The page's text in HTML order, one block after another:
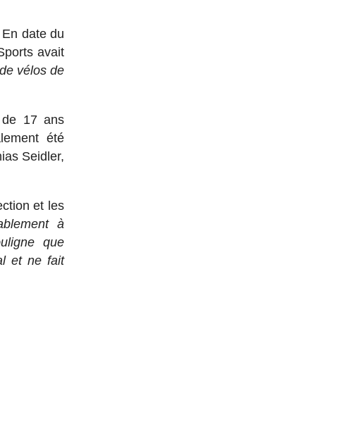
date du
avait
vélos de
17 ans
été
Seidler,
et les
à
que
et ne fait